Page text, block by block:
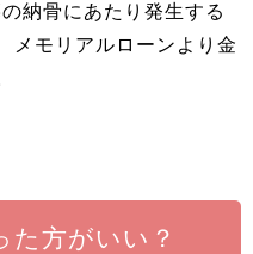
納骨にあたり発生する
メモリアルローンより金
た方がいい？